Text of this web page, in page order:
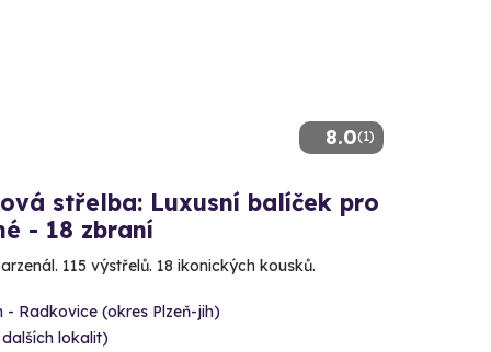
8.0(1)
střelba: Luxusní balíček pro
- 18 zbraní
115 výstřelů. 18 ikonických kousků.
- Radkovice (okres Plzeň-jih)
lokalit)